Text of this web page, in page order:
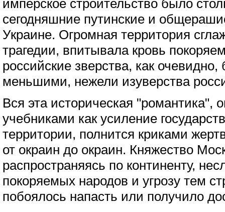
имперское строительство было
сегодняшние путинские и
Украине. Огромная территория
трагедии, впитывала кровь
российские зверства, как
меньшими, нежели изуверства
Вся эта историческая "романтика",
учебниками как усиление
территории, полнится криками
от окраин до окраин. Княжество
распространяясь по континенту,
покоряемых народов и угрозу тем
побоялось напасть или получило